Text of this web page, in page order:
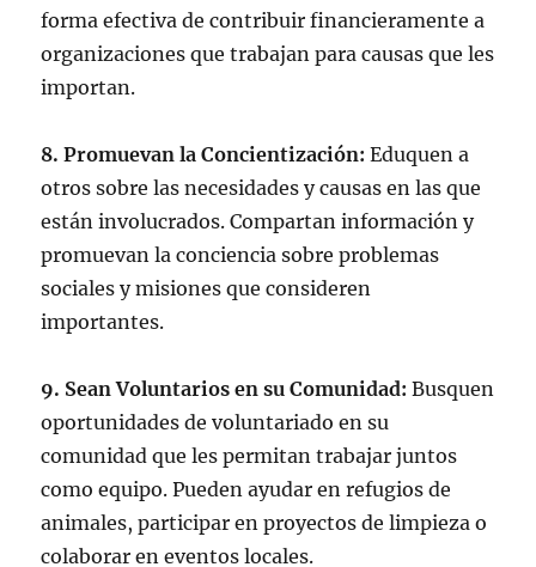
forma efectiva de contribuir financieramente a
organizaciones que trabajan para causas que les
importan.
8. Promuevan la Concientización: Eduquen a
otros sobre las necesidades y causas en las que
están involucrados. Compartan información y
promuevan la conciencia sobre problemas
sociales y misiones que consideren
importantes.
9. Sean Voluntarios en su Comunidad: Busquen
oportunidades de voluntariado en su
comunidad que les permitan trabajar juntos
como equipo. Pueden ayudar en refugios de
animales, participar en proyectos de limpieza o
colaborar en eventos locales.